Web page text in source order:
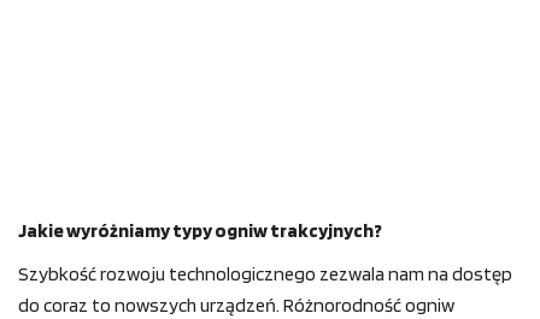
Jakie wyróżniamy typy ogniw trakcyjnych?
Szybkość rozwoju technologicznego zezwala nam na dostęp
do coraz to nowszych urządzeń. Różnorodność ogniw